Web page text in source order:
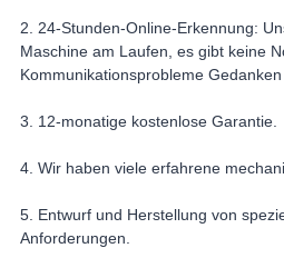
2. 24-Stunden-Online-Erkennung:
Maschine am Laufen, es gibt keine
Kommunikationsprobleme
3. 12-monatige kostenlose Garantie.
4. Wir haben viele erfahrene
5. Entwurf und Herstellung von
Anforderungen.